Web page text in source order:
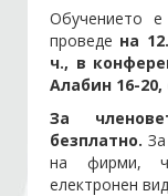
Арбитражен съд
Проекти
Членове
Стани член
Обучението
проведе на
ч., в
Алабин 16-20,
За
безплатно.
на фирми,
електронен